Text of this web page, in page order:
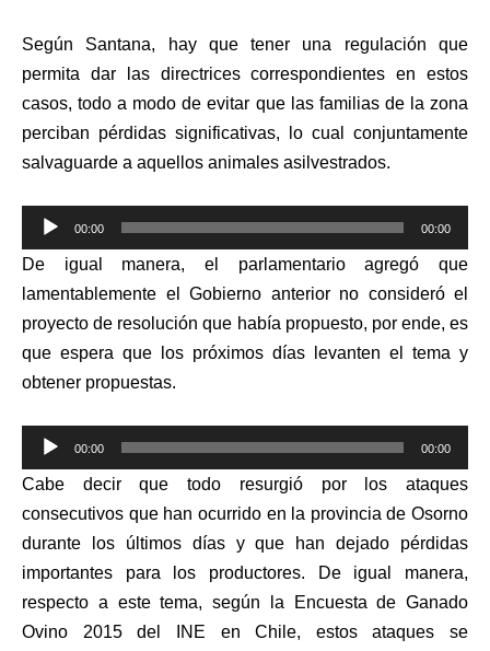
Según Santana, hay que tener una regulación que
permita dar las directrices correspondientes en estos
casos, todo a modo de evitar que las familias de la zona
perciban pérdidas significativas, lo cual conjuntamente
salvaguarde a aquellos animales asilvestrados.
Reproductor
de
audio
00:00 00:00
De igual manera,
el parlamentario agregó que
lamentablemente el Gobierno anterior no consideró el
proyecto de resolución que había propuesto, por ende, es
que espera que los próximos días levanten el tema y
obtener propuestas.
Reproductor
de
audio
00:00 00:00
Cabe decir que todo resurgió por los ataques
consecutivos que han ocurrido en la provincia de Osorno
durante los últimos días y que han dejado pérdidas
importantes para los productores. De igual manera,
respecto a este tema, según la Encuesta de Ganado
Ovino 2015 del INE en Chile, estos ataques se